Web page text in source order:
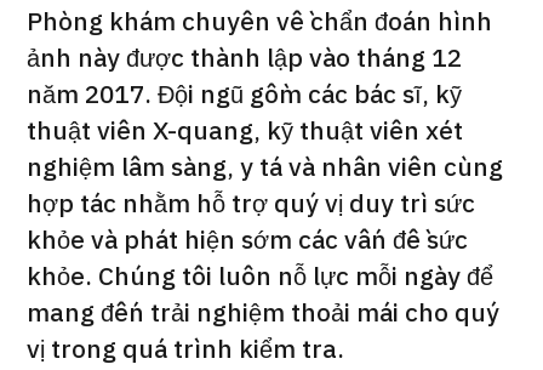
TOP
Giới thiệu
Bệnh nhân QT
Về Japan Medical
Quy trình khám chữa bệnh
Phòng khám chuyên về chẩn đoán hình
ảnh này được thành lập vào tháng 12
năm 2017. Đội ngũ gồm các bác sĩ, kỹ
thuật viên X-quang, kỹ thuật viên xét
nghiệm lâm sàng, y tá và nhân viên cùng
hợp tác nhằm hỗ trợ quý vị duy trì sức
khỏe và phát hiện sớm các vấn đề sức
khỏe. Chúng tôi luôn nỗ lực mỗi ngày để
mang đến trải nghiệm thoải mái cho quý
vị trong quá trình kiểm tra.